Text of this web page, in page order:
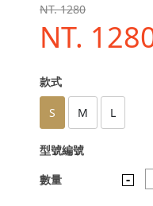
NT. 1280
NT.
款式
S M L
型號編號
數量
-